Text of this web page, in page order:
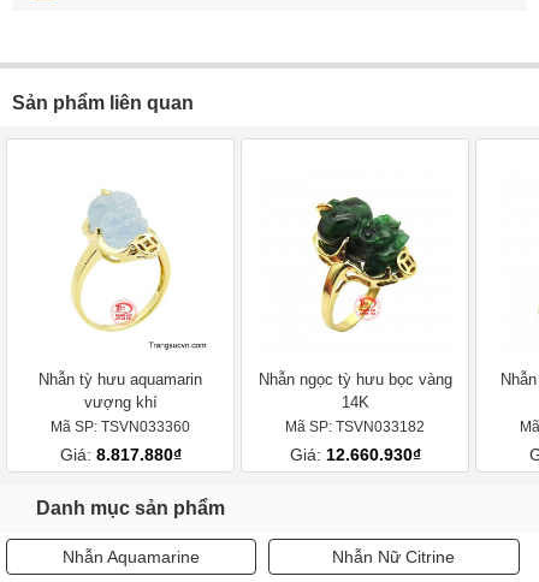
Sản phẩm liên quan
Nhẫn tỳ hưu aquamarin
vượng khí
Mã SP: TSVN033360
Giá: 8.817.880₫
Nhẫn ngọc tỳ hưu bọc vàng
14K
Mã SP: TSVN033182
Giá: 12.660.930₫
Danh mục sản phẩm
Nhẫn Aquamarine Nhẫn Nữ Citrine